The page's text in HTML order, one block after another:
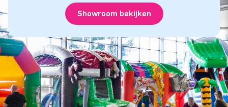
Showroom bekijken